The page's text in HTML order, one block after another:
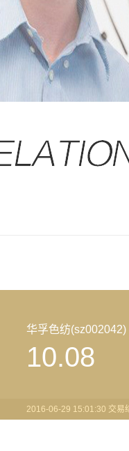
华孚色纺(sz002042)
10.08
2016-06-29 15:01:30 交易